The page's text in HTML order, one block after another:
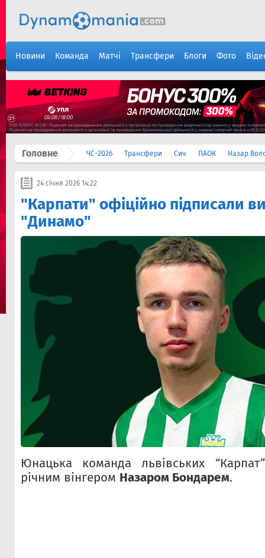
Новини Команда Матчі Трансфери Блоги Фото
Головне ЧС-2026 Трансфери Сич ПАОК Назар
24 січня 2026 14:22
"Карпати" офіційно підписали
"Динамо"
Юнацька команда львівських
річним вінгером Назаром Бондарем.